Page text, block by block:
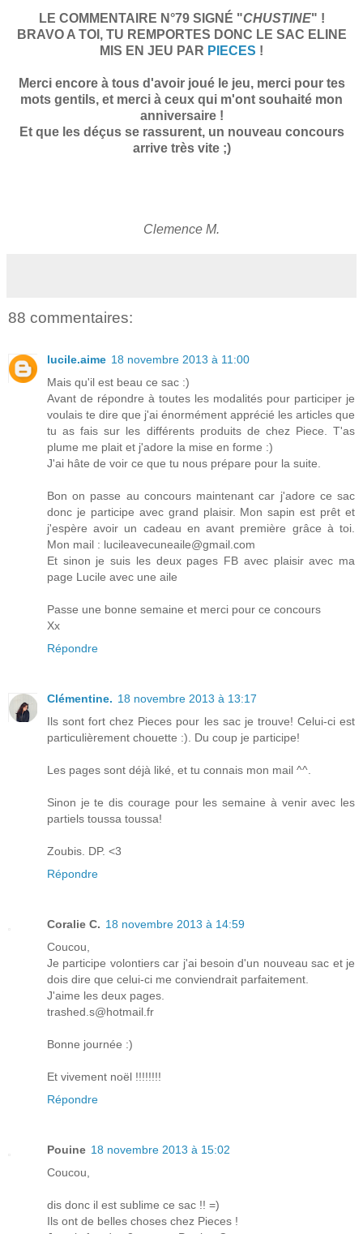
LE COMMENTAIRE N°79 SIGNÉ "CHUSTINE" !
BRAVO A TOI, TU REMPORTES DONC LE SAC ELINE
MIS EN JEU PAR PIECES !
Merci encore à tous d'avoir joué le jeu, merci pour tes
mots gentils, et merci à ceux qui m'ont souhaité mon
anniversaire !
Et que les déçus se rassurent, un nouveau concours
arrive très vite ;)
Clemence M.
88 commentaires:
lucile.aime 18 novembre 2013 à 11:00
Mais qu'il est beau ce sac :)
Avant de répondre à toutes les modalités pour participer je
voulais te dire que j'ai énormément apprécié les articles que
tu as fais sur les différents produits de chez Piece. T'as
plume me plait et j'adore la mise en forme :)
J'ai hâte de voir ce que tu nous prépare pour la suite.
Bon on passe au concours maintenant car j'adore ce sac
donc je participe avec grand plaisir. Mon sapin est prêt et
j'espère avoir un cadeau en avant première grâce à toi.
Mon mail : lucileavecuneaile@gmail.com
Et sinon je suis les deux pages FB avec plaisir avec ma
page Lucile avec une aile
Passe une bonne semaine et merci pour ce concours
Xx
Répondre
Clémentine. 18 novembre 2013 à 13:17
Ils sont fort chez Pieces pour les sac je trouve! Celui-ci est
particulièrement chouette :). Du coup je participe!
Les pages sont déjà liké, et tu connais mon mail ^^.
Sinon je te dis courage pour les semaine à venir avec les
partiels toussa toussa!
Zoubis. DP. <3
Répondre
Coralie C. 18 novembre 2013 à 14:59
Coucou,
Je participe volontiers car j'ai besoin d'un nouveau sac et je
dois dire que celui-ci me conviendrait parfaitement.
J'aime les deux pages.
trashed.s@hotmail.fr
Bonne journée :)
Et vivement noël !!!!!!!!
Répondre
Pouine 18 novembre 2013 à 15:02
Coucou,
dis donc il est sublime ce sac !! =)
Ils ont de belles choses chez Pieces !